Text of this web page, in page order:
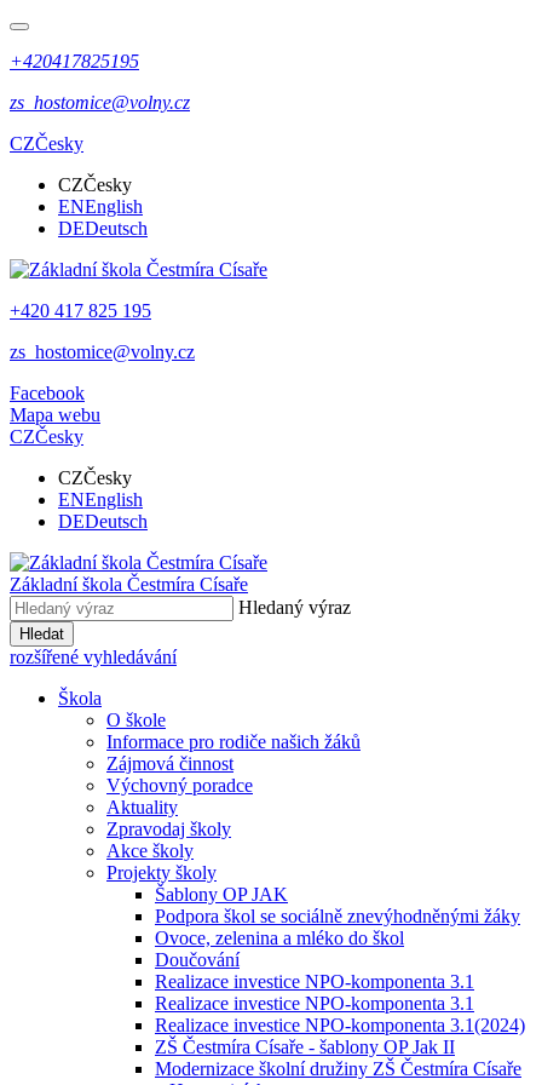
+420417825195
zs_hostomice@volny.cz
CZČesky
CZČesky
ENEnglish
DEDeutsch
+420 417 825 195
zs_hostomice@volny.cz
Facebook
Mapa webu
CZČesky
CZČesky
ENEnglish
DEDeutsch
Základní škola Čestmíra Císaře
Hledaný výraz
Hledat
rozšířené vyhledávání
Škola
O škole
Informace pro rodiče našich žáků
Zájmová činnost
Výchovný poradce
Aktuality
Zpravodaj školy
Akce školy
Projekty školy
Šablony OP JAK
Podpora škol se sociálně znevýhodněnými žáky
Ovoce, zelenina a mléko do škol
Doučování
Realizace investice NPO-komponenta 3.1
Realizace investice NPO-komponenta 3.1
Realizace investice NPO-komponenta 3.1(2024)
ZŠ Čestmíra Císaře - šablony OP Jak II
Modernizace školní družiny ZŠ Čestmíra Císaře